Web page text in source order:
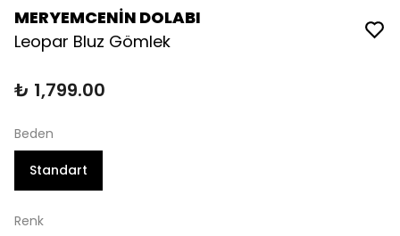
MERYEMCENİN DOLABI
Leopar Bluz Gömlek
₺ 1,799.00
Beden
Standart
Renk